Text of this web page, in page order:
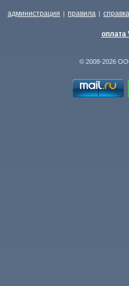
администрация | правила | справка
оплата
© 2008-2026